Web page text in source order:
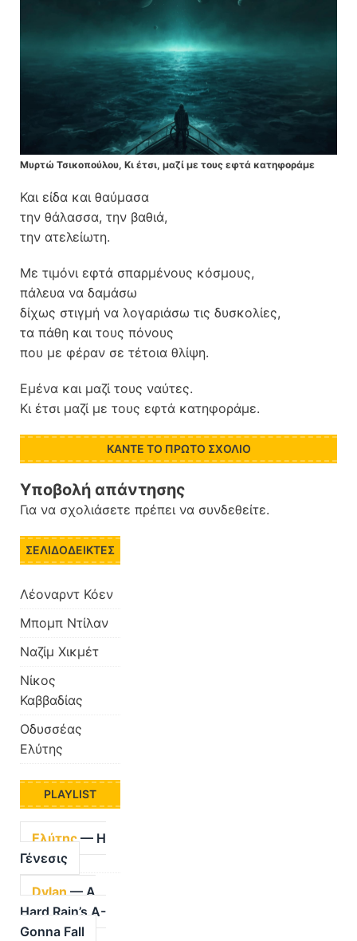
Μυρτώ Τσικοπούλου, Κι έτσι, μαζί με τους εφτά κατηφοράμε
Και είδα και θαύμασα
την θάλασσα, την βαθιά,
την ατελείωτη.
Με τιμόνι εφτά σπαρμένους κόσμους,
πάλευα να δαμάσω
δίχως στιγμή να λογαριάσω τις δυσκολίες,
τα πάθη και τους πόνους
που με φέραν σε τέτοια θλίψη.
Εμένα και μαζί τους ναύτες.
Κι έτσι μαζί με τους εφτά κατηφοράμε.
ΚΆΝΤΕ ΤΟ ΠΡΏΤΟ ΣΧΌΛΙΟ
Υποβολή απάντησης
Για να σχολιάσετε πρέπει να συνδεθείτε.
ΣΕΛΙΔΟΔΕΊΚΤΕΣ
Λέοναρντ Κόεν
Μπομπ Ντίλαν
Ναζίμ Χικμέτ
Νίκος
Καββαδίας
Οδυσσέας
Ελύτης
PLAYLIST
Ελύτης— Η
Γένεσις
Dylan— A
Hard Rain’s A-
Gonna Fall